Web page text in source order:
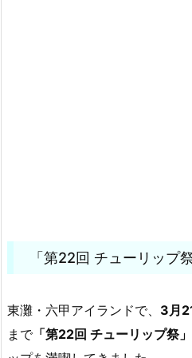
「第22回 チューリップ
東灘・六甲アイランドで、 3月
まで「第22回 チューリップ祭」